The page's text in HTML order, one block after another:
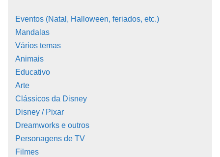
Eventos (Natal, Halloween, feriados, etc.)
Mandalas
Vários temas
Animais
Educativo
Arte
Clássicos da Disney
Disney / Pixar
Dreamworks e outros
Personagens de TV
Filmes